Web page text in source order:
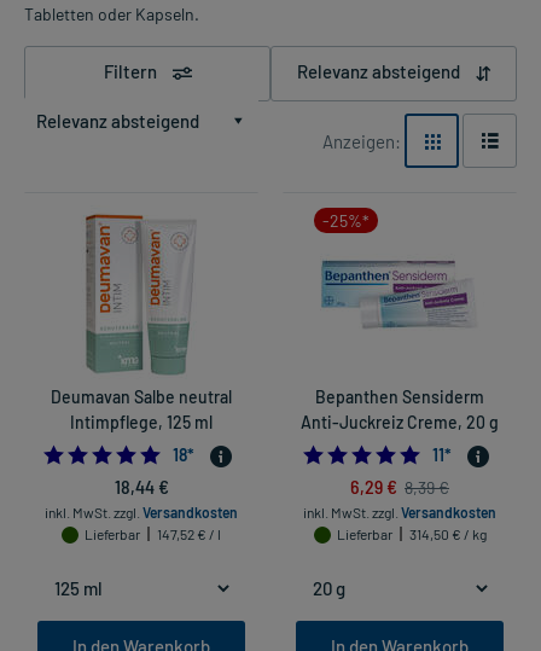
Tabletten oder Kapseln.
Filtern Relevanz absteigend
Relevanz absteigend
Anzeigen:
Deumavan Salbe neutral
Intimpflege, 125 ml
4.833333333333333
18*
18,44 €
inkl. MwSt. zzgl. Versandkosten
Lieferbar
147,52 € / l
In den Warenkorb
-25%*
Bepanthen Sensiderm
Anti-Juckreiz Creme, 20 g
5.0
11*
6,29 € 8,39 €
inkl. MwSt. zzgl. Versandkosten
Lieferbar
314,50 € / kg
In den Warenkorb